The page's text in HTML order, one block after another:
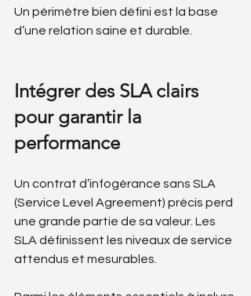
Un périmètre bien défini est la base
d’une relation saine et durable.
Intégrer des SLA clairs
pour garantir la
performance
Un contrat d’infogérance sans SLA
(Service Level Agreement) précis perd
une grande partie de sa valeur. Les
SLA définissent les niveaux de service
attendus et mesurables.